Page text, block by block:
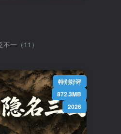
不一（11）
特别好评
872.3MB
2026